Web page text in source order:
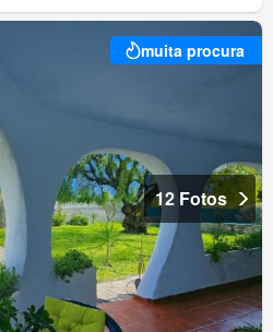
muita procura
12 Fotos